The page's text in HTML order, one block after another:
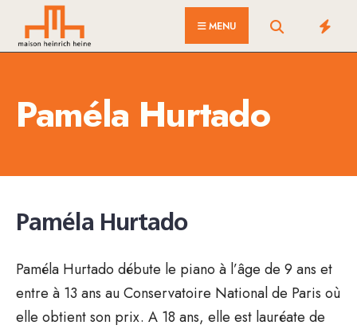
MENU
Paméla Hurtado
Paméla Hurtado
Paméla Hurtado débute le piano à l’âge de 9 ans et
entre à 13 ans au Conservatoire National de Paris où
elle obtient son prix. A 18 ans, elle est lauréate de